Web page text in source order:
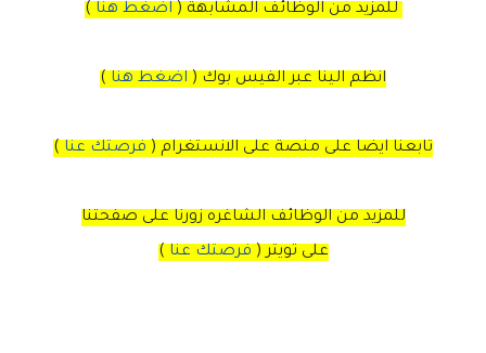
للمزيد من الوظائف المشابهة ( اضغط هنا )
انظم الينا عبر الفيس بوك ( اضغط هنا )
تابعنا ايضا على منصة على الانستغرام ( فرصتك عنا )
للمزيد من الوظائف الشاغره زورنا على صفحتنا
على تويتر( فرصتك عنا )